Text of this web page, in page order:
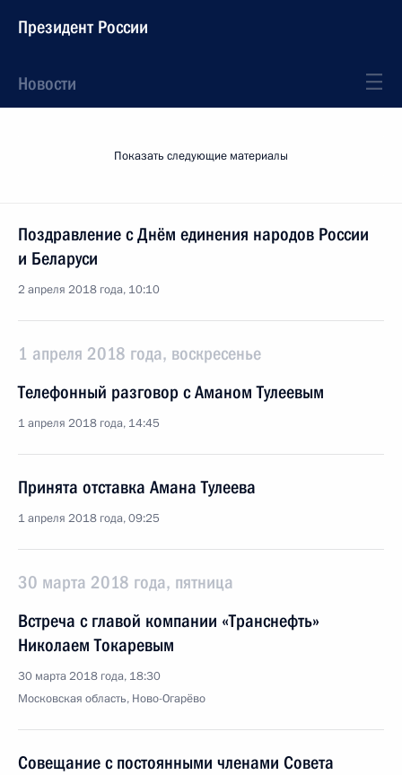
Президент России
Новости
Показать следующие материалы
Поздравление с Днём единения народов России
и Беларуси
2 апреля 2018 года, 10:10
1 апреля 2018 года, воскресенье
Телефонный разговор с Аманом Тулеевым
1 апреля 2018 года, 14:45
Принята отставка Амана Тулеева
1 апреля 2018 года, 09:25
30 марта 2018 года, пятница
Встреча с главой компании «Транснефть»
Николаем Токаревым
30 марта 2018 года, 18:30
Московская область, Ново-Огарёво
Совещание с постоянными членами Совета